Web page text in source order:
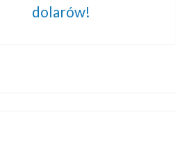
dolarów!